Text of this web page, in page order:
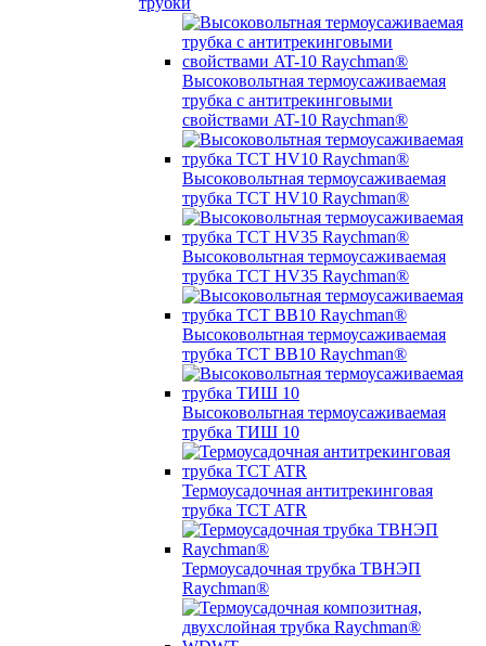
Высоковольтная термоусаживаемая
трубка с антитрекинговыми
свойствами AT-10 Raychman®
Высоковольтная термоусаживаемая
трубка TCT HV10 Raychman®
Высоковольтная термоусаживаемая
трубка TCT HV35 Raychman®
Высоковольтная термоусаживаемая
трубка TCT BB10 Raychman®
Высоковольтная термоусаживаемая
трубка ТИШ 10
Термоусадочная антитрекинговая
трубка TCT ATR
Термоусадочная трубка ТВНЭП
Raychman®